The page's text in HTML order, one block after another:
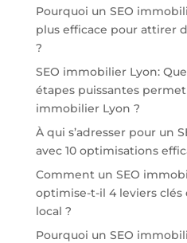
Pourquoi un SEO
plus efficace pour attirer
?
SEO immobilier Lyon:
étapes puissantes
immobilier Lyon ?
À qui s’adresser pour un
avec 10 optimisations
Comment un SEO
optimise-t-il 4 leviers
local ?
Pourquoi un SEO